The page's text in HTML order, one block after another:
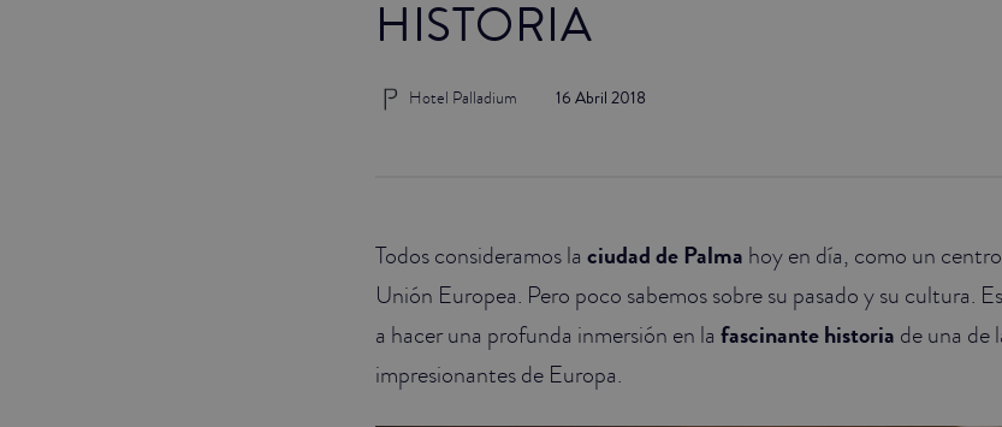
HISTORIA
16 Abril 2018
Hotel Palladium
Todos consideramos la ciudad de Palma hoy en día, como un
Unión Europea. Pero poco sabemos sobre su pasado y su cultura.
a hacer una profunda inmersión en la fascinante historia de una de
impresionantes de Europa.